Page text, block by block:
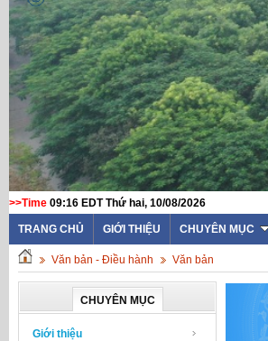
>>Time 09:16 EDT Thứ hai, 10/08/2026
TRANG CHỦ GIỚI THIỆU CHUYÊN MỤC
Văn bản - Điều hành Văn bản
CHUYÊN MỤC
Giới thiệu